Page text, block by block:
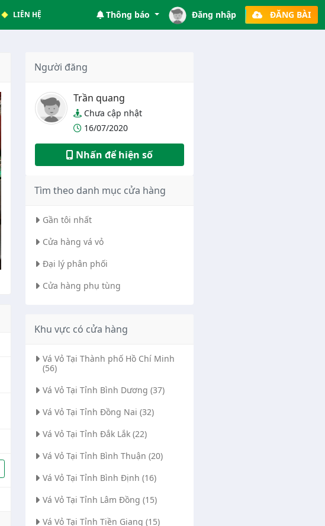
LIÊN HỆ Thông báo Đăng nhập ĐĂNG BÀI
Người đăng
Trần quang
Chưa cập nhật
16/07/2020
Nhấn để hiện số
Tìm theo danh mục cửa hàng
Gần tôi nhất
Cửa hàng vá vỏ
Đại lý phân phối
Cửa hàng phụ tùng
Khu vực có cửa hàng
Vá Vỏ Tại Thành phố Hồ Chí Minh
(56)
Vá Vỏ Tại Tỉnh Bình Dương (37)
Vá Vỏ Tại Tỉnh Đồng Nai (32)
Vá Vỏ Tại Tỉnh Đắk Lắk (22)
Vá Vỏ Tại Tỉnh Bình Thuận (20)
Vá Vỏ Tại Tỉnh Bình Định (16)
Vá Vỏ Tại Tỉnh Lâm Đồng (15)
Vá Vỏ Tại Tỉnh Tiền Giang (15)